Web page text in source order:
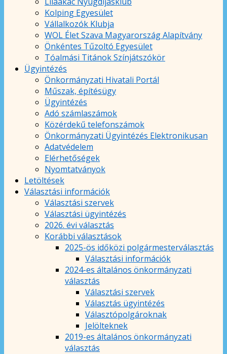
Kolping Egyesület
Vállalkozók Klubja
WOL Élet Szava Magyarország Alapítvány
Önkéntes Tűzoltó Egyesület
Tóalmási Titánok Színjátszókör
Ügyintézés
Önkormányzati Hivatali Portál
Műszak, építésügy
Ügyintézés
Adó számlaszámok
Közérdekű telefonszámok
Önkormányzati Ügyintézés Elektronikusan
Adatvédelem
Elérhetőségek
Nyomtatványok
Letöltések
Választási információk
Választási szervek
Választási ügyintézés
2026. évi választás
Korábbi választások
2025-ös időközi polgármesterválasztás
Választási információk
2024-es általános önkormányzati
választás
Választási szervek
Választás ügyintézés
Választópolgároknak
Jelölteknek
2019-es általános önkormányzati
választás